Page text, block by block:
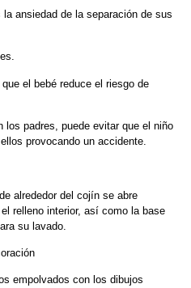
ansiedad de la separación de sus
el bebé reduce el riesgo de
padres, puede evitar que el niño
provocando un accidente.
alrededor del cojín se abre
relleno interior, así como la base
su lavado.
empolvados con los dibujos